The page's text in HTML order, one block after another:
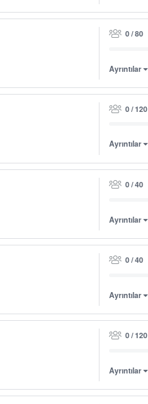
0 / 80
Ayrıntılar
0 / 120
Ayrıntılar
0 / 40
Ayrıntılar
0 / 40
Ayrıntılar
0 / 120
Ayrıntılar